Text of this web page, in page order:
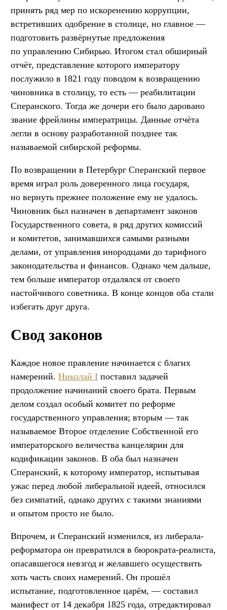
принять ряд мер по искоренению коррупции,
встретивших одобрение в столице, но главное —
подготовить развёрнутые предложения
по управлению Сибирью. Итогом стал обширный
отчёт, представление которого императору
послужило в 1821 году поводом к возвращению
чиновника в столицу, то есть — реабилитации
Сперанского. Тогда же дочери его было даровано
звание фрейлины императрицы. Данные отчёта
легли в основу разработанной позднее так
называемой сибирской реформы.
По возвращении в Петербург Сперанский первое
время играл роль доверенного лица государя,
но вернуть прежнее положение ему не удалось.
Чиновник был назначен в департамент законов
Государственного совета, в ряд других комиссий
и комитетов, занимавшихся самыми разными
делами, от управления инородцами до тарифного
законодательства и финансов. Однако чем дальше,
тем больше император отдалялся от своего
настойчивого советника. В конце концов оба стали
избегать друг друга.
Свод законов
Каждое новое правление начинается с благих
намерений. Николай I поставил задачей
продолжение начинаний своего брата. Первым
делом создал особый комитет по реформе
государственного управления; вторым — так
называемое Второе отделение Собственной его
императорского величества канцелярии для
кодификации законов. В оба был назначен
Сперанский, к которому император, испытывая
ужас перед любой либеральной идеей, относился
без симпатий, однако других с такими знаниями
и опытом просто не было.
Впрочем, и Сперанский изменился, из либерала-
реформатора он превратился в бюрократа-реалиста,
опасавшегося невзгод и желавшего осуществить
хоть часть своих намерений. Он прошёл
испытание, подготовленное царём, — составил
манифест от 14 декабря 1825 года, отредактировал